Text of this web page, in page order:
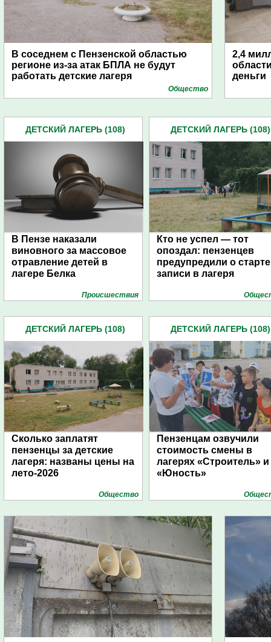
В соседнем с Пензенской областью
регионе из-за атак БПЛА не будут
работать детские лагеря
Общество
2,4
деньги
ДЕТСКИЙ ЛАГЕРЬ (108)
В Пензе наказали
виновного за массовое
отравление детей в
лагере Белка
Проиcшествия
ДЕТСКИЙ ЛАГЕРЬ (108)
Кто не успел — тот
опоздал: пензенцев
предупредили о старте
записи в лагеря
ДЕТСКИЙ ЛАГЕРЬ (108)
Сколько заплатят
пензенцы за детские
лагеря: названы цены на
лето-2026
Общество
ДЕТСКИЙ ЛАГЕРЬ (108)
Пензенцам озвучили
стоимость смены в
лагерях «Строитель» и
«Юность»